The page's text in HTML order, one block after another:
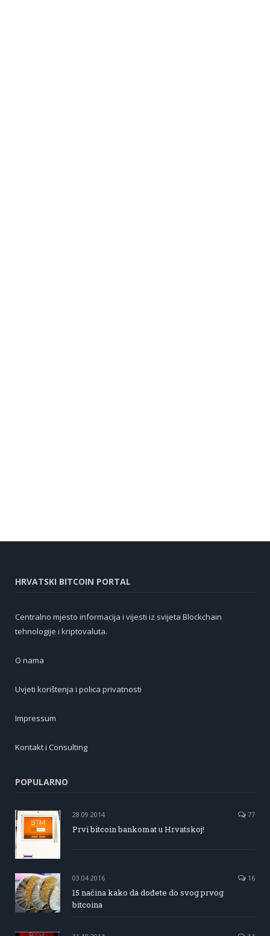
HRVATSKI BITCOIN PORTAL
Centralno mjesto informacija i vijesti iz svijeta Blockchain
tehnologije i kriptovaluta.
O nama
Uvjeti korištenja i polica privatnosti
Impressum
Kontakt i Consulting
POPULARNO
28.09.2014 77
Prvi bitcoin bankomat u Hrvatskoj!
03.04.2016 16
15 načina kako da dođete do svog prvog
bitcoina